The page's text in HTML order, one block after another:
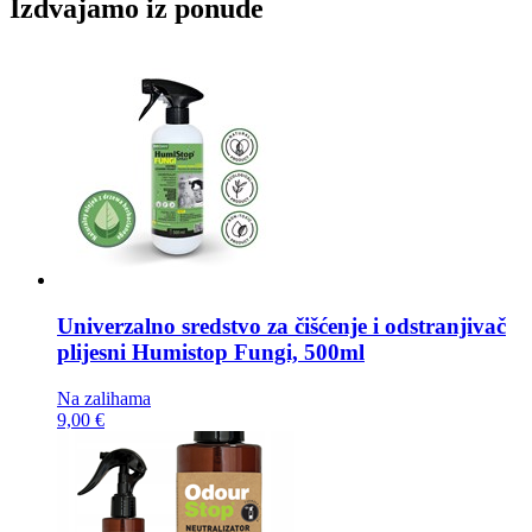
Izdvajamo iz ponude
Univerzalno sredstvo za čišćenje i odstranjivač
plijesni Humistop Fungi, 500ml
Na zalihama
9,00 €